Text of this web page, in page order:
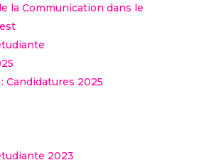
la Communication dans le
Candidatures 2025
2023